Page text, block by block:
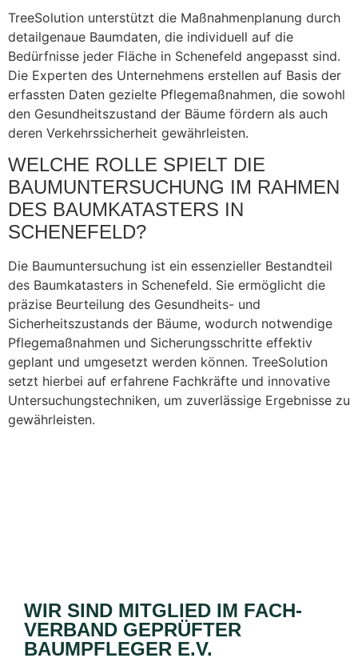
TreeSolution unterstützt die Maßnahmenplanung durch
detailgenaue Baumdaten, die individuell auf die
Bedürfnisse jeder Fläche in Schenefeld angepasst sind.
Die Experten des Unternehmens erstellen auf Basis der
erfassten Daten gezielte Pflegemaßnahmen, die sowohl
den Gesundheitszustand der Bäume fördern als auch
deren Verkehrssicherheit gewährleisten.
WELCHE ROLLE SPIELT DIE
BAUMUNTERSUCHUNG IM RAHMEN
DES BAUMKATASTERS IN
SCHENEFELD?
Die Baumuntersuchung ist ein essenzieller Bestandteil
des Baumkatasters in Schenefeld. Sie ermöglicht die
präzise Beurteilung des Gesundheits- und
Sicherheitszustands der Bäume, wodurch notwendige
Pflegemaßnahmen und Sicherungsschritte effektiv
geplant und umgesetzt werden können. TreeSolution
setzt hierbei auf erfahrene Fachkräfte und innovative
Untersuchungstechniken, um zuverlässige Ergebnisse zu
gewährleisten.
WIR SIND MITGLIED IM FACH­
VERBAND GEPRÜFTER
BAUMPFLEGER E.V.